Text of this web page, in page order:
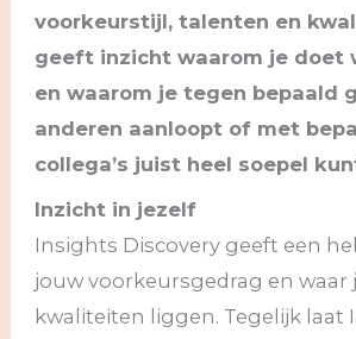
voorkeurstijl, talenten en
geeft inzicht waarom je doet
en waarom je tegen bepaald
anderen aanloopt of met
collega’s juist heel soepel
Inzicht in jezelf
Insights Discovery geeft een
jouw voorkeursgedrag en waar
kwaliteiten liggen. Tegelijk laat